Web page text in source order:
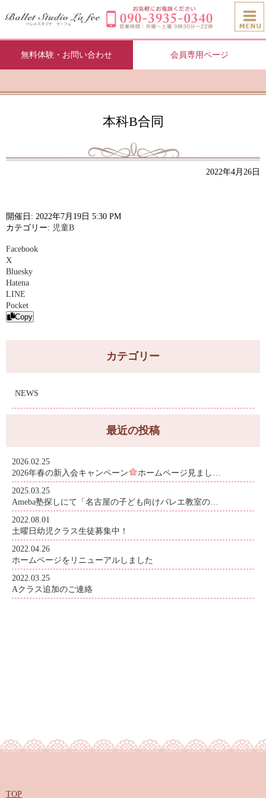
無料体験・お問い合わせ 会員専用ページ
本科B合同
2022年4月26日
開催日: 2022年7月19日 5:30 PM
カテゴリー: 児童B
Facebook
X
Bluesky
Hatena
LINE
Pocket
Copy
カテゴリー
NEWS
最近の投稿
2026.02.25
2026年春の新入会キャンペーン
ホームページ見まし…
2025.03.25
Ameba塾探しにて「名古屋の子ども向けバレエ教室の…
2022.08.01
土曜日幼児クラス生徒募集中！
2022.04.26
ホームページをリニューアルしました
2022.03.25
Aクラス追加のご連絡
TOP